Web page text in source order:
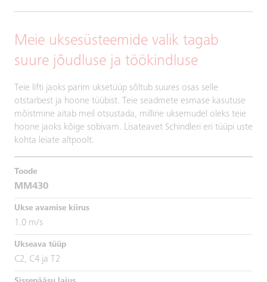
Meie uksesüsteemide valik tagab
suure jõudluse ja töökindluse
Teie lifti jaoks parim uksetüüp sõltub suures osas selle
otstarbest ja hoone tüübist. Teie seadmete esmase kasutuse
mõistmine aitab meil otsustada, milline uksemudel oleks teie
hoone jaoks kõige sobivam. Lisateavet Schindleri eri tüüpi uste
kohta leiate altpoolt.
MM430
1.0 m/s
C2, C4 ja T2